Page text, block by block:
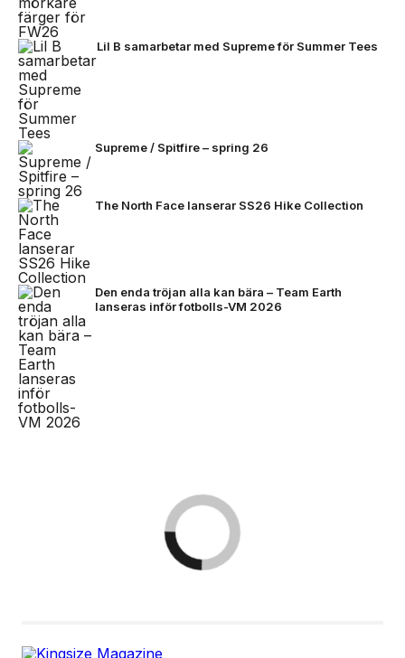
Lil B samarbetar med Supreme för Summer Tees
Supreme / Spitfire – spring 26
The North Face lanserar SS26 Hike Collection
Den enda tröjan alla kan bära – Team Earth
lanseras inför fotbolls-VM 2026